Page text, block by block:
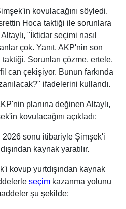
kovulacağını söyledi.
Hoca taktiği ile sorunlara
"İktidar seçimi nasıl
çok. Yanıt, AKP'nin son
Sorunları çözme, ertele.
can çekişiyor. Bunun farkında
ifadelerini kullandı.
planına değinen Altaylı,
kovulacağını açıkladı:
2026 sonu itibariyle Şimşek'i
kaynak yaratılır.
kovup yurtdışından kaynak
seçim kazanma yolunu
şu şekilde: